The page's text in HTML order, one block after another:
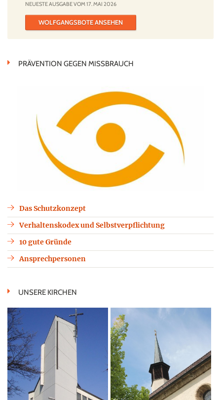
NEUESTE AUSGABE VOM 17. MAI 2026
WOLFGANGSBOTE ANSEHEN
PRÄVENTION GEGEN MISSBRAUCH
Das Schutzkonzept
Verhaltenskodex und Selbstverpflichtung
10 gute Gründe
Ansprechpersonen
UNSERE KIRCHEN